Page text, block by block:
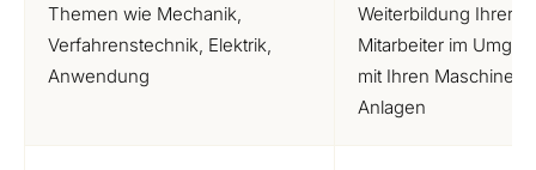
Themen wie Mechanik,
Verfahrenstechnik, Elektrik,
Anwendung
Weiterbildung Ihrer
Mitarbeiter im
mit Ihren Maschinen
Anlagen